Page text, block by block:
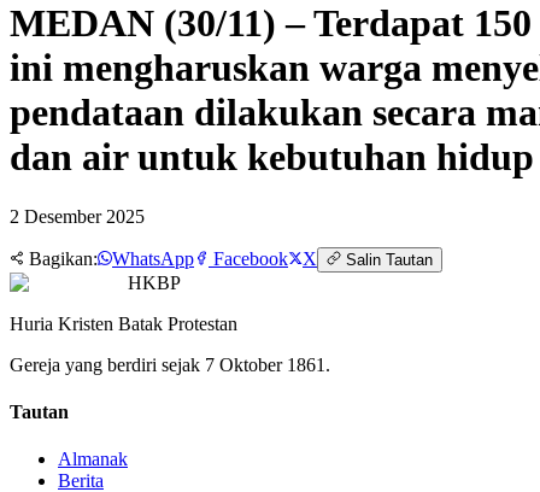
MEDAN (30/11) – Terdapat
ini mengharuskan warga
pendataan dilakukan secara
dan air untuk kebutuhan
2 Desember 2025
Bagikan: WhatsApp Facebook X Salin Tautan
HKBP
Huria Kristen Batak Protestan
Gereja yang berdiri sejak 7 Oktober 1861.
Tautan
Almanak
Berita